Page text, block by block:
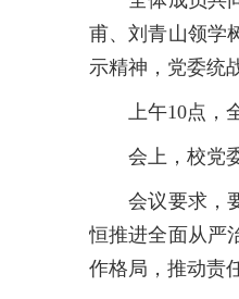
甫、刘青山领学
示精神，党委统
上午10点，全
会上，校党委
会议要求，要
恒推进全面从严
作格局，推动责